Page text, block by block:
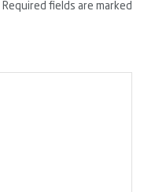
Required fields are marked